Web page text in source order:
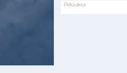
Реклама